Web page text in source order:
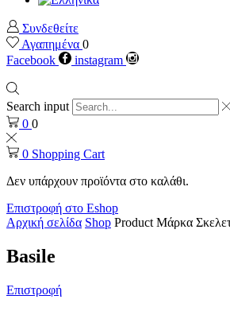
Συνδεθείτε
Αγαπημένα 0
Facebook
instagram
Search input
0 0
0 Shopping Cart
Δεν υπάρχουν προϊόντα στο καλάθι.
Επιστροφή στο Eshop
Αρχική σελίδα Shop Product Μάρκα
Basile
Επιστροφή